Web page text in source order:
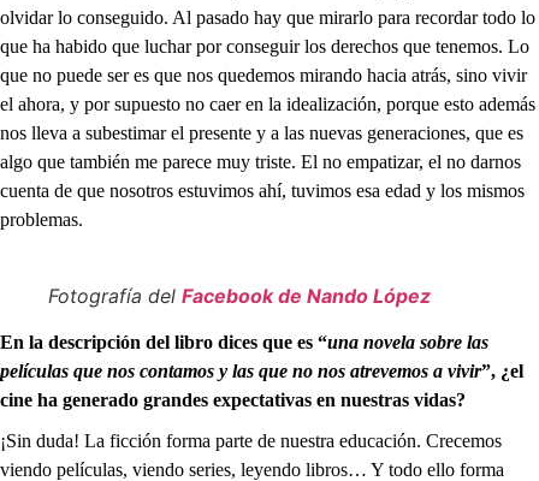
olvidar lo conseguido. Al pasado hay que mirarlo para recordar todo lo
que ha habido que luchar por conseguir los derechos que tenemos. Lo
que no puede ser es que nos quedemos mirando hacia atrás, sino vivir
el ahora, y por supuesto no caer en la idealización, porque esto además
nos lleva a subestimar el presente y a las nuevas generaciones, que es
algo que también me parece muy triste. El no empatizar, el no darnos
cuenta de que nosotros estuvimos ahí, tuvimos esa edad y los mismos
problemas.
Fotografía del Facebook de Nando López
En la descripción del libro dices que es “una novela sobre las
películas que nos contamos y las que no nos atrevemos a vivir”, ¿el
cine ha generado grandes expectativas en nuestras vidas?
¡Sin duda! La ficción forma parte de nuestra educación. Crecemos
viendo películas, viendo series, leyendo libros… Y todo ello forma